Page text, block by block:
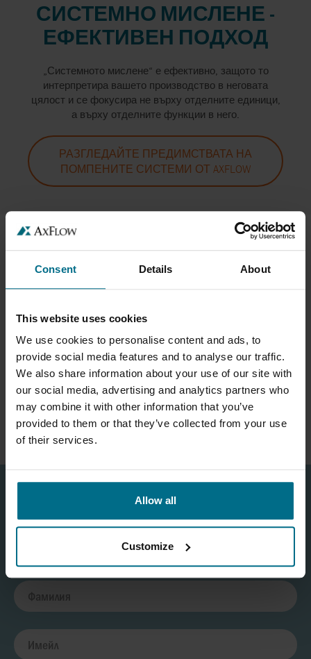
Consent Details About
This website uses cookies
We use cookies to personalise content and ads, to
provide social media features and to analyse our traffic.
We also share information about your use of our site with
our social media, advertising and analytics partners who
may combine it with other information that you’ve
provided to them or that they’ve collected from your use
of their services.
Allow all
Customize
СИСТЕМНО МИСЛЕНЕ -
ЕФЕКТИВЕН ПОДХОД
„Системното мислене“ е ефективно, защото то
интерпретира вашето производство в неговата
цялост и се фокусира не върху отделните единици,
а върху отделните функции в него.
РАЗГЛЕДАЙТЕ ПРЕДИМСТВАТА НА
ПОМПЕНИТЕ СИСТЕМИ ОТ AXFLOW
ЗА МЕНИДЖЪРИ
„Системното мислене“ в AxFlow е предимство за вас,
независимо дали планирате въвеждане на нови
технологични процеси или оценка на съществуващи.
РАЗГЛЕДАЙТЕ ПРЕДИМСТВАТА НА
ПОМПЕНИТЕ СИСТЕМИ ОТ AXFLOW
Изберете форма за контакт и ние ще ви помогнем да я попълните